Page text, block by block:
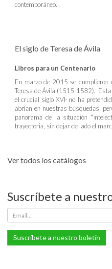
contemporáneo.
El siglo de Teresa de Ávila
Libros para un Centenario
En marzo de 2015 se cumplieron
Teresa de Ávila (1515-1582). Esta
el crucial siglo XVI- no ha
abrían en nuestras búsquedas,
panorama de la situación
trayectoria, sin dejar de lado el
Ver todos los catálogos
Suscríbete a
Suscríbete a nuestro boletín